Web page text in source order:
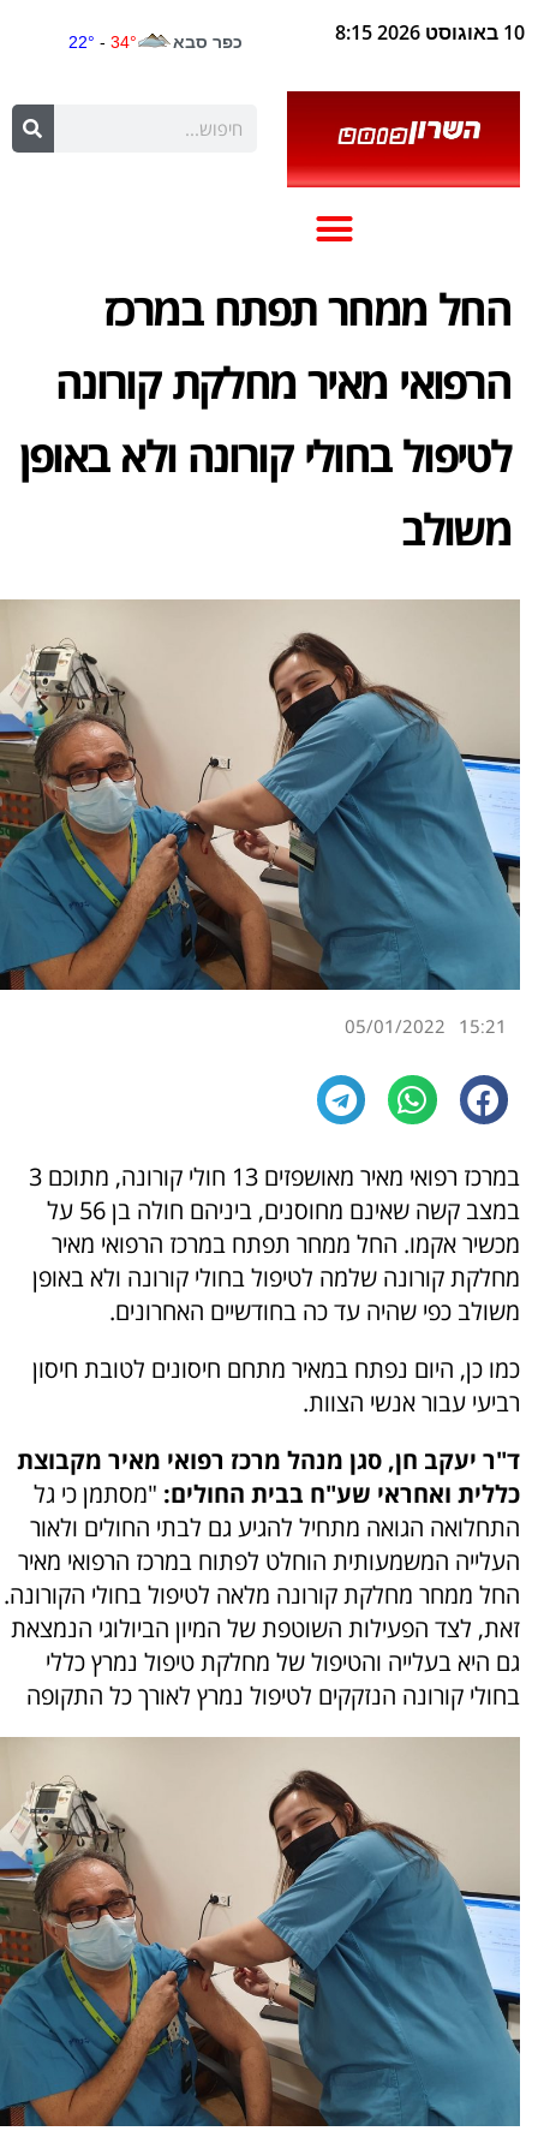
10 באוגוסט 2026 8:15
החל ממחר תפתח במרכז
הרפואי מאיר מחלקת קורונה
לטיפול בחולי קורונה ולא באופן
משולב
15:21
05/01/2022
במרכז רפואי מאיר מאושפזים 13 חולי קורונה, מתוכם 3
במצב קשה שאינם מחוסנים, ביניהם חולה בן 56 על
מכשיר אקמו. החל ממחר תפתח במרכז הרפואי מאיר
מחלקת קורונה שלמה לטיפול בחולי קורונה ולא באופן
משולב כפי שהיה עד כה בחודשיים האחרונים.
כמו כן, היום נפתח במאיר מתחם חיסונים לטובת חיסון
רביעי עבור אנשי הצוות.
ד"ר יעקב חן, סגן מנהל מרכז רפואי מאיר מקבוצת
כללית ואחראי שע"ח בבית החולים: "מסתמן כי גל
התחלואה הגואה מתחיל להגיע גם לבתי החולים ולאור
העלייה המשמעותית הוחלט לפתוח במרכז הרפואי מאיר
החל ממחר מחלקת קורונה מלאה לטיפול בחולי הקורונה.
זאת, לצד הפעילות השוטפת של המיון הביולוגי הנמצאת
גם היא בעלייה והטיפול של מחלקת טיפול נמרץ כללי
בחולי קורונה הנזקקים לטיפול נמרץ לאורך כל התקופה